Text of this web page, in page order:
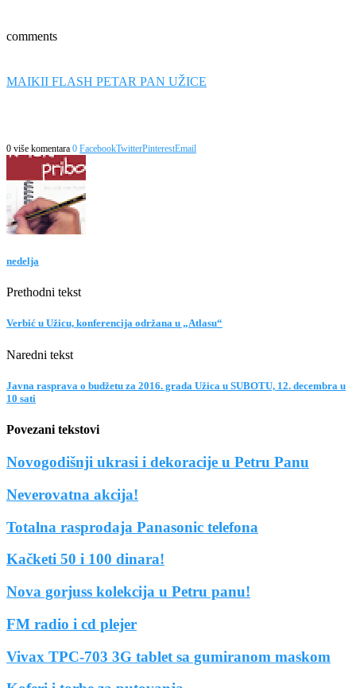
comments
MAIKII FLASH PETAR PAN UŽICE
0 više komentara 0 FacebookTwitterPinterestEmail
nedelja
Prethodni tekst
Verbić u Užicu, konferencija održana u „Atlasu“
Naredni tekst
Javna rasprava o budžetu za 2016. grada Užica u SUBOTU, 12. decembra u
10 sati
Povezani tekstovi
Novogodišnji ukrasi i dekoracije u Petru Panu
Neverovatna akcija!
Totalna rasprodaja Panasonic telefona
Kačketi 50 i 100 dinara!
Nova gorjuss kolekcija u Petru panu!
FM radio i cd plejer
Vivax TPC-703 3G tablet sa gumiranom maskom